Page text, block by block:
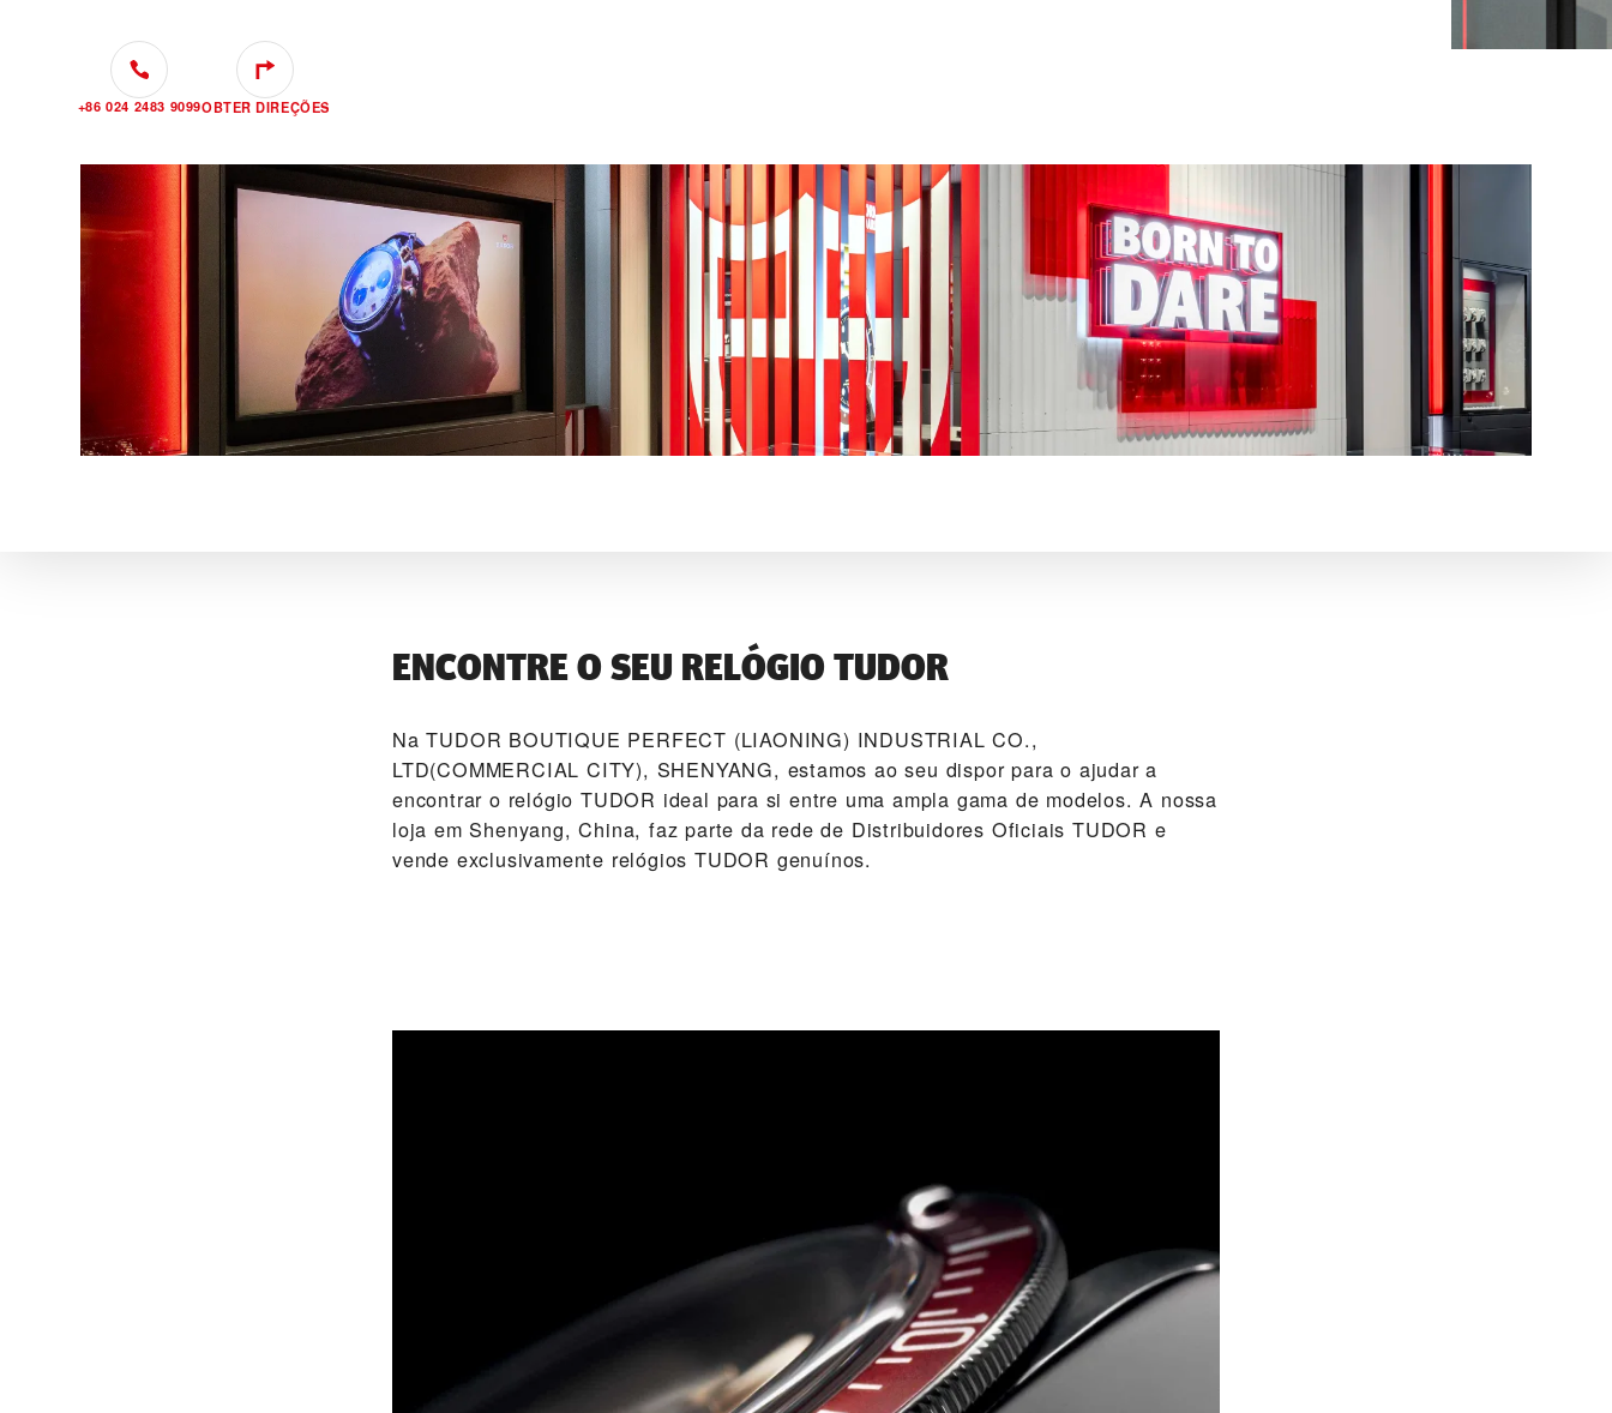
+86 024 2483 9099OBTER DIREÇÕES
ENCONTRE O SEU RELÓGIO TUDOR
Na ‭TUDOR BOUTIQUE PERFECT (LIAONING) INDUSTRIAL CO.,
LTD(COMMERCIAL CITY), SHENYANG‬, estamos ao seu dispor para o ajudar a
encontrar o relógio TUDOR ideal para si entre uma ampla gama de modelos. A nossa
loja em Shenyang, China, faz parte da rede de Distribuidores Oficiais TUDOR e
vende exclusivamente relógios TUDOR genuínos.